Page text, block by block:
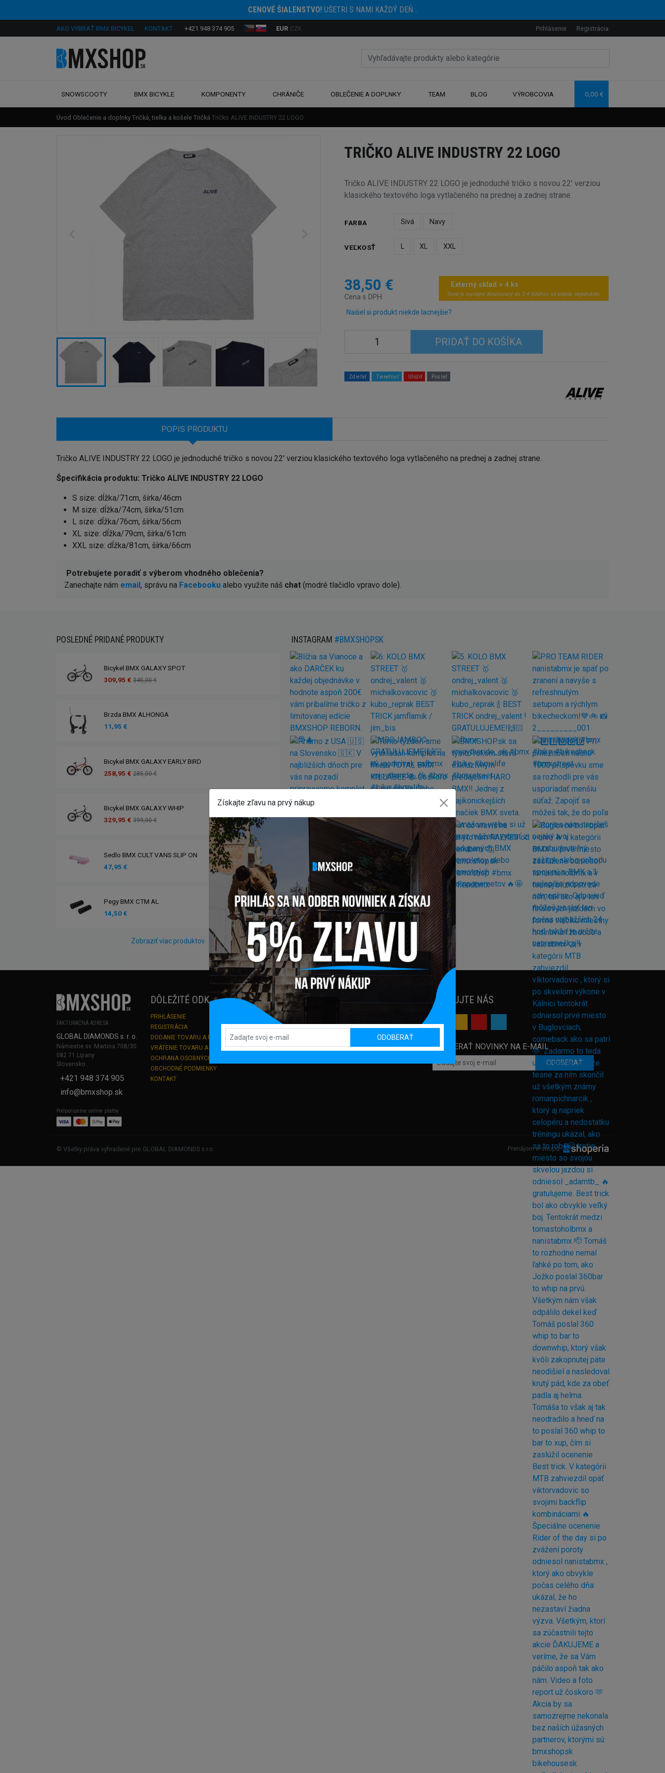
CENOVÉ ŠIALENSTVO!UŠETRI S NAMI KAŽDÝ DEŇ...
AKO VYBRAŤ BMX BICYKEL KONTAKT +421 948 374 905 EUR CZK Prihlásenie Registrácia
SNOWSCOOTY BMX BICYKLE KOMPONENTY CHRÁNIČE OBLEČENIE A DOPLNKY TEAM BLOG VÝROBCOVIA 0,00 €
Úvod Oblečenie a doplnky Tričká, tielka a košele Tričká Tričko ALIVE INDUSTRY 22 LOGO
TRIČKO ALIVE INDUSTRY 22 LOGO
Tričko ALIVE INDUSTRY 22 LOGO je jednoduché tričko s novou 22' verziou
klasického textového loga vytlačeného na prednej a zadnej strane.
FARBA Sivá Navy
VEĽKOSŤ L XL XXL
38,50 €
Cena s DPH
Externý sklad > 4 ks
Tovar je zvyčajne doručovaný do 2-4 týždňov od prijatia objednávky.
Našiel si produkt niekde lacnejšie?
PRIDAŤ DO KOŠÍKA
Zdieľať Tweetnuť Uložiť Poslať
POPIS PRODUKTU
Tričko ALIVE INDUSTRY 22 LOGO je jednoduché tričko s novou 22' verziou klasického textového loga vytlačeného na prednej a zadnej strane.
Špecifikácia produktu: Tričko ALIVE INDUSTRY 22 LOGO
S size: dĺžka/71cm, šírka/46cm
M size: dĺžka/74cm, šírka/51cm
L size: dĺžka/76cm, šírka/56cm
XL size: dĺžka/79cm, šírka/61cm
XXL size: dĺžka/81cm, šírka/66cm
Potrebujete poradiť s výberom vhodného oblečenia?
Zanechajte nám email, správu na Facebooku alebo využite náš chat (modré tlačidlo vpravo dole).
POSLEDNÉ PRIDANÉ PRODUKTY
Bicykel BMX GALAXY SPOT
309,95 € 345,00 €
Brzda BMX ALHONGA
11,95 €
Bicykel BMX GALAXY EARLY BIRD
258,95 € 285,00 €
Bicykel BMX GALAXY WHIP
329,95 € 399,00 €
Sedlo BMX CULT VANS SLIP ON
47,95 €
Pegy BMX CTM AL
14,50 €
Zobraziť viac produktov
INSTAGRAM #BMXSHOPSK
FAKTURAČNÁ ADRESA
GLOBAL DIAMONDS s. r. o.
Námestie sv. Martina 708/30
082 71 Lipany
Slovensko
+421 948 374 905
info@bmxshop.sk
Podporujeme online platby
DÔLEŽITÉ ODKAZY
PRIHLÁSENIE
REGISTRÁCIA
DODANIE TOVARU A PLATBA
VRÁTENIE TOVARU A REKLAMÁCIA
OCHRANA OSOBNÝCH ÚDAJOV
OBCHODNÉ PODMIENKY
KONTAKT
PREDAJŇA / SHOWROOM SLEDUJTE NÁS
ODOBERAŤ NOVINKY NA E-MAIL
ODOBERAŤ
© Všetky práva vyhradené pre GLOBAL DIAMONDS s.r.o. Prenájom e-shopu
Získajte zľavu na prvý nákup
ODOBERAŤ